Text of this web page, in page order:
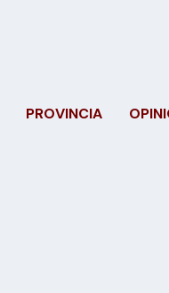
PROVINCIA